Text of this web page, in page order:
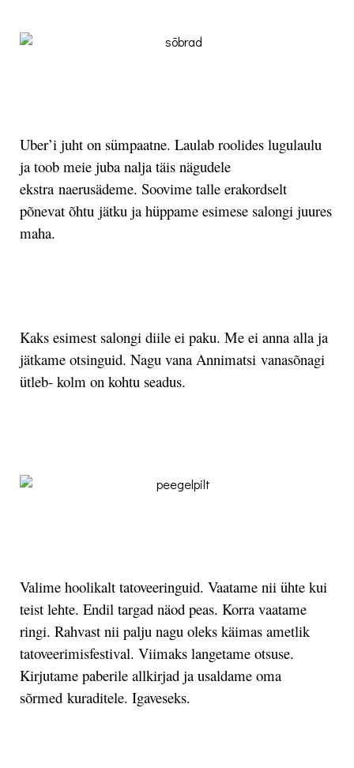
Uber’i juht on sümpaatne. Laulab roolides lugulaulu
ja toob meie juba nalja täis nägudele
ekstra naerusädeme. Soovime talle erakordselt
põnevat õhtu jätku ja hüppame esimese salongi juures
maha.
Kaks esimest salongi diile ei paku. Me ei anna alla ja
jätkame otsinguid. Nagu vana Annimatsi vanasõnagi
ütleb- kolm on kohtu seadus.
Valime hoolikalt tatoveeringuid. Vaatame nii ühte kui
teist lehte. Endil targad näod peas. Korra vaatame
ringi. Rahvast nii palju nagu oleks käimas ametlik
tatoveerimisfestival. Viimaks langetame otsuse.
Kirjutame paberile allkirjad ja usaldame oma
sõrmed kuraditele. Igaveseks.